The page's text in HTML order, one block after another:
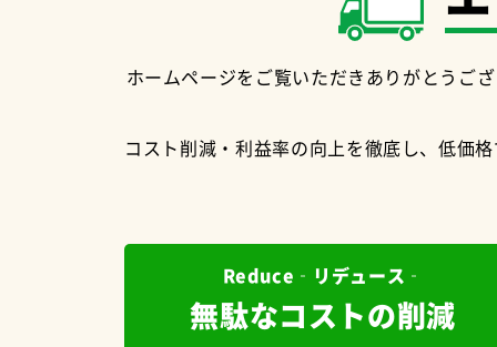
ホームページをご覧いただきありがとうご
コスト削減・利益率の向上を徹底し、低価
Reduce‐リデュース‐
無駄なコストの削減